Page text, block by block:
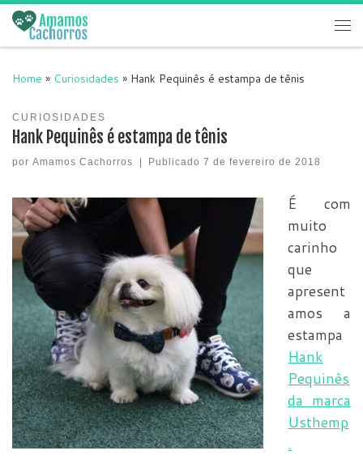
Skip to content
Home » Curiosidades » Hank Pequinês é estampa de tênis
CURIOSIDADES
Hank Pequinês é estampa de tênis
por Amamos Cachorros | Publicado7 de fevereiro de 2018
É com
muito
carinho
que
apresent
amos a
estampa
Hank
Pequinês
da marca
Usthemp
.